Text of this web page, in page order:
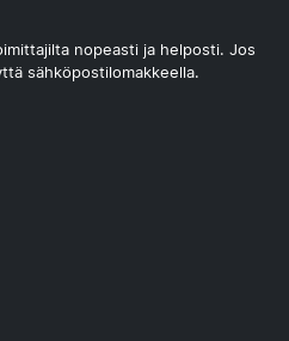
nopeasti ja helposti. Jos
sähköpostilomakkeella.